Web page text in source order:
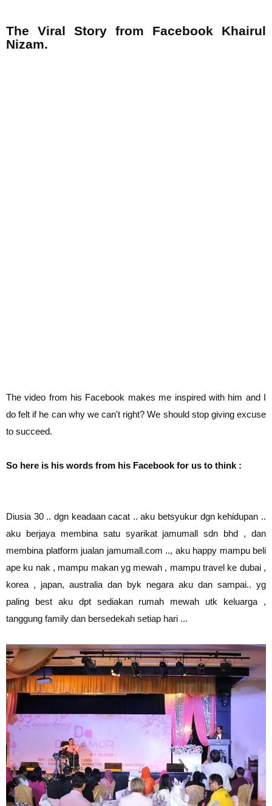
The Viral Story from Facebook Khairul
Nizam.
The video from his Facebook makes me inspired with him and I
do felt if he can why we can't right? We should stop giving excuse
to succeed.
So here is his words from his Facebook for us to think :
Diusia 30 .. dgn keadaan cacat .. aku betsyukur dgn kehidupan ..
aku berjaya membina satu syarikat jamumall sdn bhd , dan
membina platform jualan jamumall.com .., aku happy mampu beli
ape ku nak , mampu makan yg mewah , mampu travel ke dubai ,
korea , japan, australia dan byk negara aku dan sampai.. yg
paling best aku dpt sediakan rumah mewah utk keluarga ,
tanggung family dan bersedekah setiap hari ...